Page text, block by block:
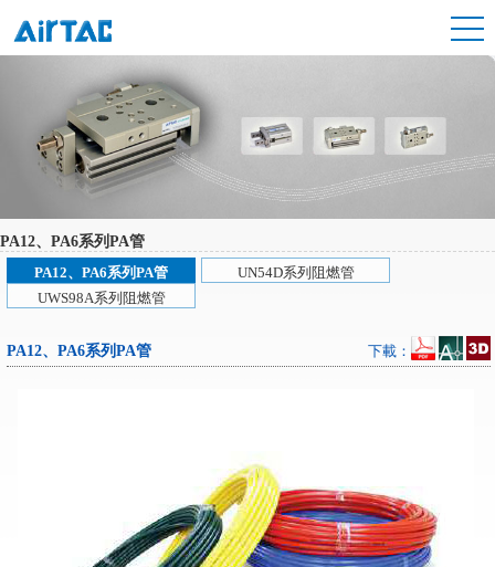
PA12、PA6系列PA管
PA12、PA6系列PA管
UN54D系列阻燃管
UWS98A系列阻燃管
PA12、PA6系列PA管 下載：